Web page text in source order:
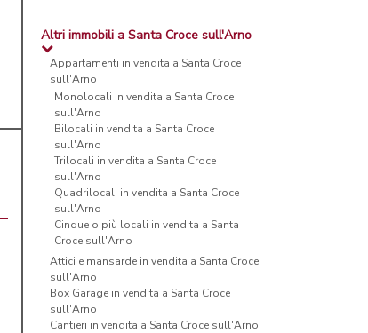
Altri immobili a Santa Croce sull'Arno
Appartamenti in vendita a Santa Croce
sull'Arno
Monolocali in vendita a Santa Croce
sull'Arno
Bilocali in vendita a Santa Croce
sull'Arno
Trilocali in vendita a Santa Croce
sull'Arno
Quadrilocali in vendita a Santa Croce
sull'Arno
Cinque o più locali in vendita a Santa
Croce sull'Arno
Attici e mansarde in vendita a Santa Croce
sull'Arno
Box Garage in vendita a Santa Croce
sull'Arno
Cantieri in vendita a Santa Croce sull'Arno